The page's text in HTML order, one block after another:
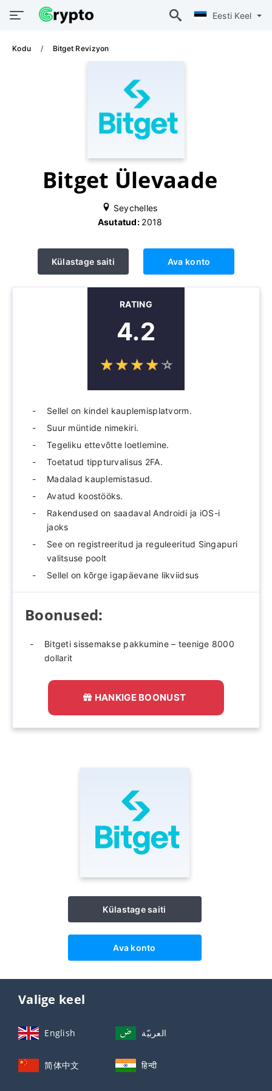
Eesti Keel
Kodu Bitget Revizyon
Bitget Ülevaade
Seychelles
Asutatud: 2018
Külastage saiti Ava konto
RATING
4.2
☆☆☆☆☆
★★★★★
Sellel on kindel kauplemisplatvorm.
Suur müntide nimekiri.
Tegeliku ettevõtte loetlemine.
Toetatud tippturvalisus 2FA.
Madalad kauplemistasud.
Avatud koostööks.
Rakendused on saadaval Androidi ja iOS-i
jaoks
See on registreeritud ja reguleeritud Singapuri
valitsuse poolt
Sellel on kõrge igapäevane likviidsus
Boonused:
Bitgeti sissemakse pakkumine – teenige 8000
dollarit
HANKIGE BOONUST
Külastage saiti
Ava konto
Valige keel
English العربيّة
简体中文 हिन्दी